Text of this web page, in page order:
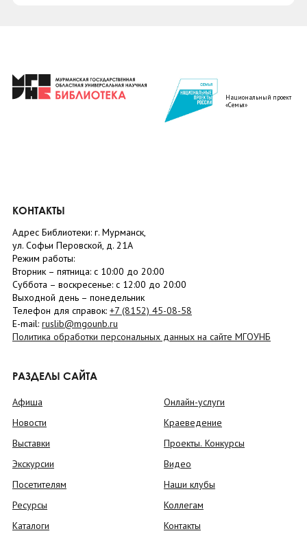
Национальный проект
«Семья»
КОНТАКТЫ
Адрес Библиотеки: г. Мурманск,
ул. Софьи Перовской, д. 21А
Режим работы:
Вторник – пятница: с 10:00 до 20:00
Суббота – воскресенье: c 12:00 до 20:00
Выходной день – понедельник
Телефон для справок: +7 (8152) 45-08-58
E-mail: ruslib@mgounb.ru
Политика обработки персональных данных на сайте МГОУНБ
РАЗДЕЛЫ САЙТА
Афиша
Новости
Выставки
Экскурсии
Посетителям
Ресурсы
Каталоги
Онлайн-услуги
Краеведение
Проекты. Конкурсы
Видео
Наши клубы
Коллегам
Контакты